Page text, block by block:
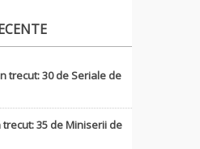
trecut: 30 de Seriale de
trecut: 35 de Miniserii de